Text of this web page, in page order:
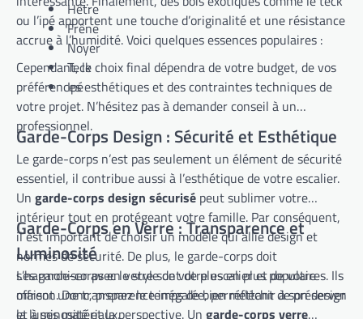
ou l’ipé apportent une touche d’originalité et une résistance
accrue à l’humidité. Voici quelques essences populaires :
Hêtre
Frêne
Noyer
Teck
Ipé
Cependant, le choix final dépendra de votre budget, de vos
préférences esthétiques et des contraintes techniques de
votre projet. N’hésitez pas à demander conseil à un
professionnel.
Garde-Corps Design : Sécurité et Esthétique
Le garde-corps n’est pas seulement un élément de sécurité
essentiel, il contribue aussi à l’esthétique de votre escalier.
Un garde-corps design sécurisé
intérieur tout en protégeant votre famille. Par conséquent,
il est important de choisir un modèle qui allie design et
normes de sécurité. De plus, le garde-corps doit
s’harmoniser avec le style de votre escalier et de votre
maison. Donc, prenez le temps de bien réfléchir à son design
et à ses matériaux.
Garde-Corps en Verre : Transparence et
Luminosité
Les garde-corps en verre sont de plus en plus populaires. Ils
offrent une transparence inégalée, permettant de préserver
la luminosité et la perspective. Un garde-corps verre